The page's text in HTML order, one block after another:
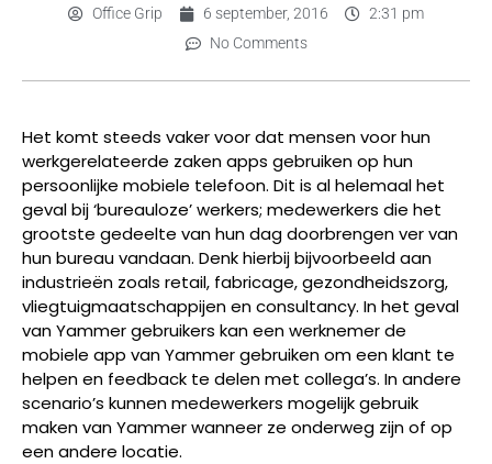
Office Grip 6 september, 2016
2:31 pm
No Comments
Het komt steeds vaker voor dat mensen voor hun
werkgerelateerde zaken apps gebruiken op hun
persoonlijke mobiele telefoon. Dit is al helemaal het
geval bij ‘bureauloze’ werkers; medewerkers die het
grootste gedeelte van hun dag doorbrengen ver van
hun bureau vandaan. Denk hierbij bijvoorbeeld aan
industrieën zoals retail, fabricage, gezondheidszorg,
vliegtuigmaatschappijen en consultancy. In het geval
van Yammer gebruikers kan een werknemer de
mobiele app van Yammer gebruiken om een klant te
helpen en feedback te delen met collega’s. In andere
scenario’s kunnen medewerkers mogelijk gebruik
maken van Yammer wanneer ze onderweg zijn of op
een andere locatie.